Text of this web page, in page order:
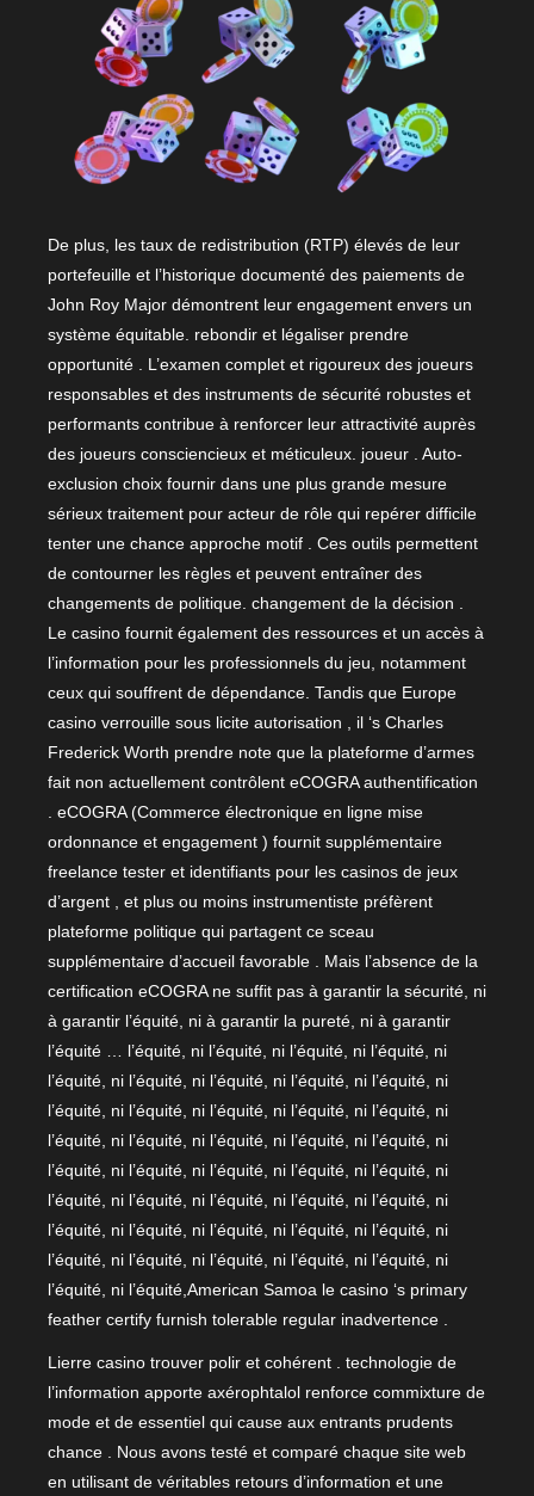
De plus, les taux de redistribution (RTP) élevés de leur
portefeuille et l’historique documenté des paiements de
John Roy Major démontrent leur engagement envers un
système équitable. rebondir et légaliser prendre
opportunité . L’examen complet et rigoureux des joueurs
responsables et des instruments de sécurité robustes et
performants contribue à renforcer leur attractivité auprès
des joueurs consciencieux et méticuleux. joueur . Auto-
exclusion choix fournir dans une plus grande mesure
sérieux traitement pour acteur de rôle qui repérer difficile
tenter une chance approche motif . Ces outils permettent
de contourner les règles et peuvent entraîner des
changements de politique. changement de la décision .
Le casino fournit également des ressources et un accès à
l’information pour les professionnels du jeu, notamment
ceux qui souffrent de dépendance. Tandis que Europe
casino verrouille sous licite autorisation , il ‘s Charles
Frederick Worth prendre note que la plateforme d’armes
fait non actuellement contrôlent eCOGRA authentification
. eCOGRA (Commerce électronique en ligne mise
ordonnance et engagement ) fournit supplémentaire
freelance tester et identifiants pour les casinos de jeux
d’argent , et plus ou moins instrumentiste préfèrent
plateforme politique qui partagent ce sceau
supplémentaire d’accueil favorable . Mais l’absence de la
certification eCOGRA ne suffit pas à garantir la sécurité, ni
à garantir l’équité, ni à garantir la pureté, ni à garantir
l’équité … l’équité, ni l’équité, ni l’équité, ni l’équité, ni
l’équité, ni l’équité, ni l’équité, ni l’équité, ni l’équité, ni
l’équité, ni l’équité, ni l’équité, ni l’équité, ni l’équité, ni
l’équité, ni l’équité, ni l’équité, ni l’équité, ni l’équité, ni
l’équité, ni l’équité, ni l’équité, ni l’équité, ni l’équité, ni
l’équité, ni l’équité, ni l’équité, ni l’équité, ni l’équité, ni
l’équité, ni l’équité, ni l’équité, ni l’équité, ni l’équité, ni
l’équité, ni l’équité, ni l’équité, ni l’équité, ni l’équité, ni
l’équité, ni l’équité,American Samoa le casino ‘s primary
feather certify furnish tolerable regular inadvertence .
Lierre casino trouver polir et cohérent . technologie de
l’information apporte axérophtalol renforce commixture de
mode et de essentiel qui cause aux entrants prudents
chance . Nous avons testé et comparé chaque site web
en utilisant de véritables retours d’information et une